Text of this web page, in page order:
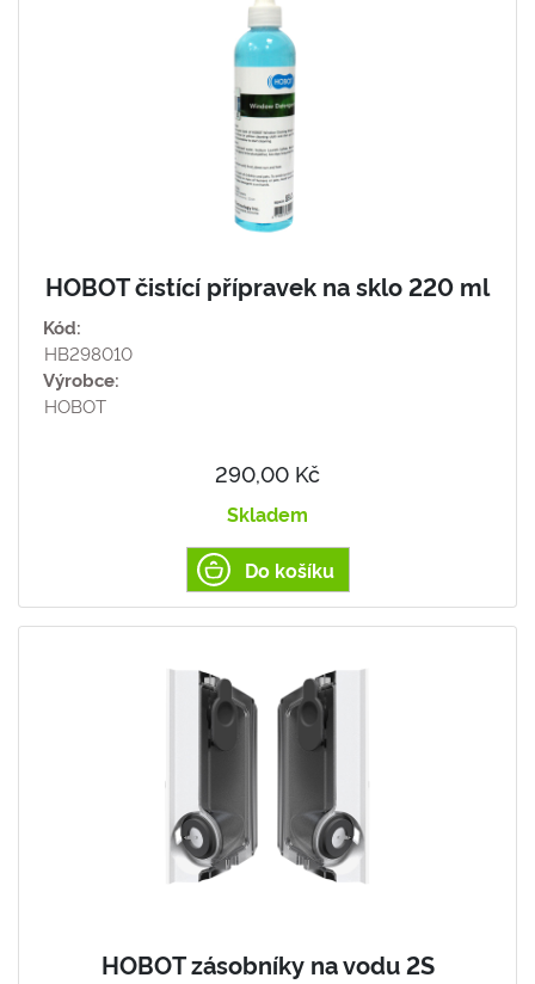
HOBOT čistící přípravek na sklo 220 ml
Kód:
HB298010
Výrobce:
HOBOT
290,00 Kč
Skladem
Do košíku
HOBOT zásobníky na vodu 2S